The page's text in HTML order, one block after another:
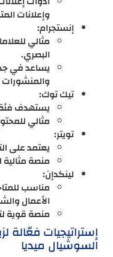
وإعلانات
إنستجرام:
مثالي
البصري.
يساعد في
والمنشورات
تيك توك:
يستهدف
مثالي
تويتر:
يعتمد على
منصة
لينكدإن:
مناسب
الأعمال
منصة قوية
إستراتيجيات فعّالة
السوشيال ميديا